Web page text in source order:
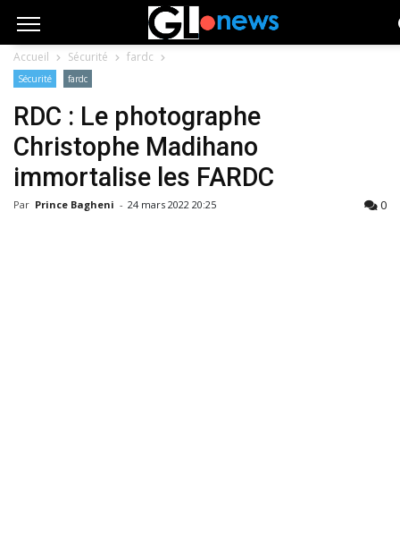
Accueil Sécurité fardc
Sécurité fardc
RDC : Le photographe
Christophe Madihano
immortalise les FARDC
Par Prince Bagheni - 24 mars 2022 20:25 0